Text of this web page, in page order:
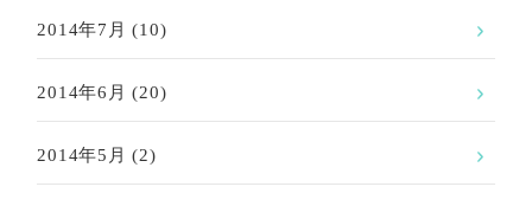
2014年7月 (10)
2014年6月 (20)
2014年5月 (2)